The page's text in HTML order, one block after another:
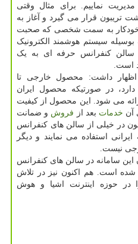
نماییم. برای مثال وقتی
قرار می گیرد و آغاز به
خودکار به سمت شخصی که صحبت
سیستم هوشمند الکترونیک
کنفرانس حرفه ای به یک
است.
داشت: محصول خارجی تا
دارد، در صورتیکه محصول ایران
تومان ارائه می شود. این محصول از کیفیت
آن خدمات بعد از فروش و ضمانت
در خیلی از سالن های کنفرانس
استفاده می نمایند و دیگر
نیست.
سامانه در سالن های کنفرانس
است. هم اکنون نیز در تلاش
در حوزه اینترنت اشیا و هوش